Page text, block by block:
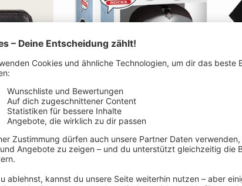
5€ Rabatt erhalten
Melde dich zu unserem Newsletter an, um 5€
Rabatt auf deine nächste Bestellung zu
erhalten.
In
Warenkorb
Red Lips -
In
Ghost - Glam Dracula (Diamond